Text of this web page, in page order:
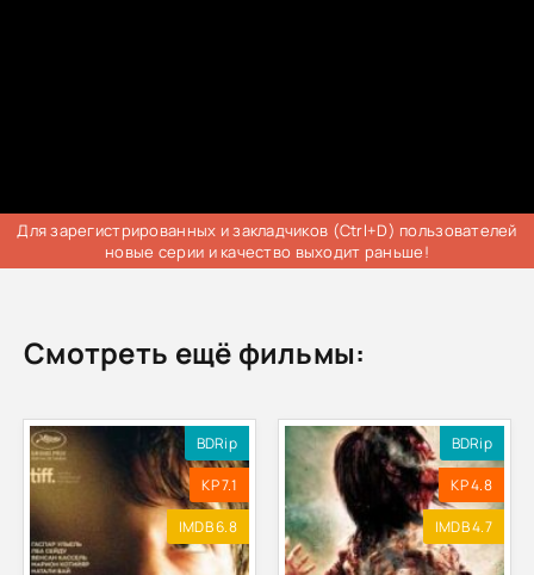
Для зарегистрированных и закладчиков (Ctrl+D) пользователей
новые серии и качество выходит раньше!
Смотреть ещё фильмы:
BDRip
KP 7.1
IMDB 6.8
BDRip
KP 4.8
IMDB 4.7